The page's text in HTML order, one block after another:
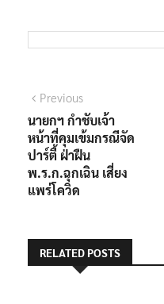
แนะแนว
เรื่อง
PreviousPrevious
post:
นายกฯ กำชับเจ้า
หน้าที่คุมเข้มกรณีจัด
ปาร์ตี้ ฝ่าฝืน
พ.ร.ก.ฉุกเฉิน เสี่ยง
แพร่โควิด
RELATED POSTS